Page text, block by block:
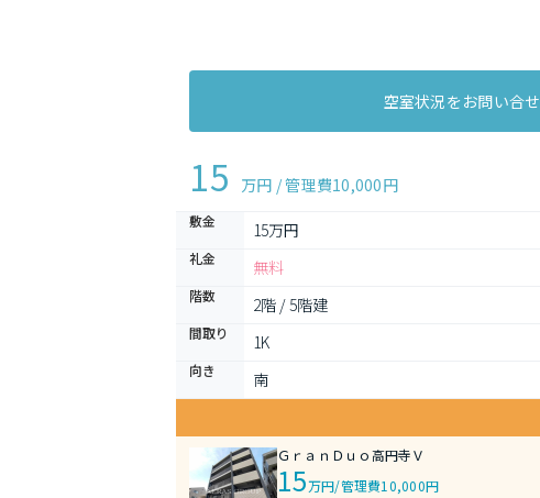
空室状況をお問い合せ
15 万円 / 管理費10,000円
敷金 15万円
礼金 無料
階数 2階 / 5階建
間取り 1K
向き
南
ＧｒａｎＤｕｏ高円寺Ｖ
15万円/管理費10,000円